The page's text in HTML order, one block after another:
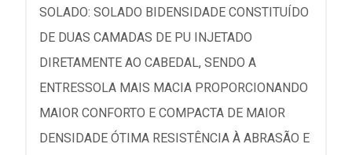
SOLADO: SOLADO BIDENSIDADE CONSTITUÍDO
DE DUAS CAMADAS DE PU INJETADO
DIRETAMENTE AO CABEDAL, SENDO A
ENTRESSOLA MAIS MACIA PROPORCIONANDO
MAIOR CONFORTO E COMPACTA DE MAIOR
DENSIDADE ÓTIMA RESISTÊNCIA À ABRASÃO E